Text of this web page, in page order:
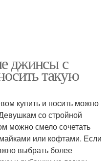
джинсы с
такую
купить и носить можно
со стройной
можно смело сочетать
или кофтами. Если
выбрать более